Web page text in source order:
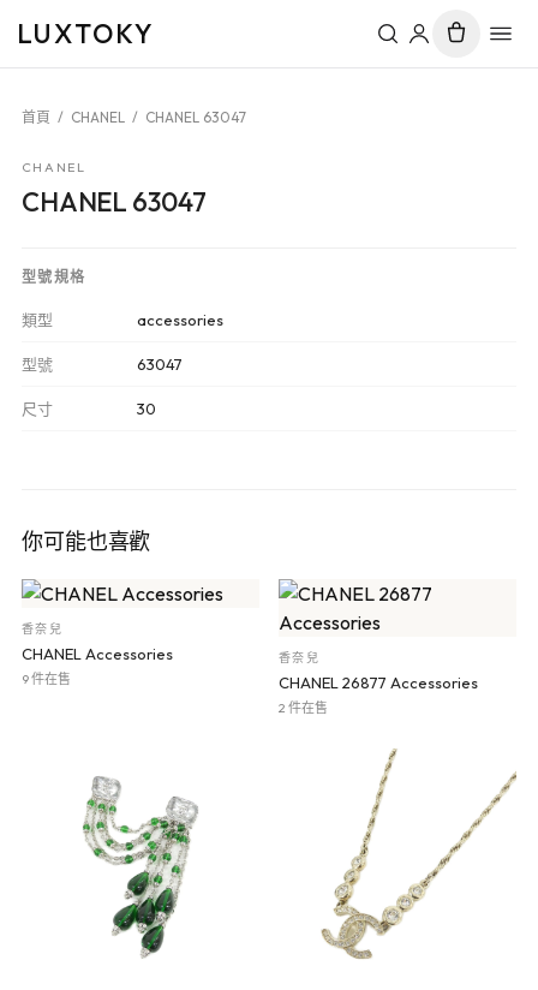
LUXTOKY
首頁 / CHANEL / CHANEL 63047
CHANEL
CHANEL 63047
型號規格
類型 accessories
型號 63047
尺寸 30
你可能也喜歡
香奈兒
CHANEL Accessories
9 件在售
香奈兒
CHANEL 26877 Accessories
2 件在售